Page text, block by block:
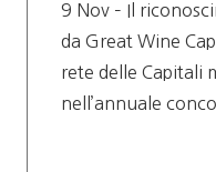
9 Nov – Il
da Great Wine
rete delle Capitali
nell’annuale